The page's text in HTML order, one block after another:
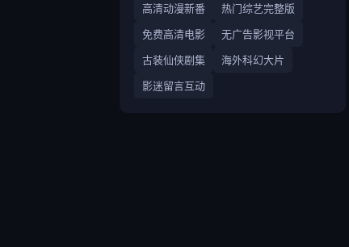
高清动漫新番
热门综艺完整版
免费高清电影
无广告影视平台
古装仙侠剧集
海外科幻大片
影迷留言互动